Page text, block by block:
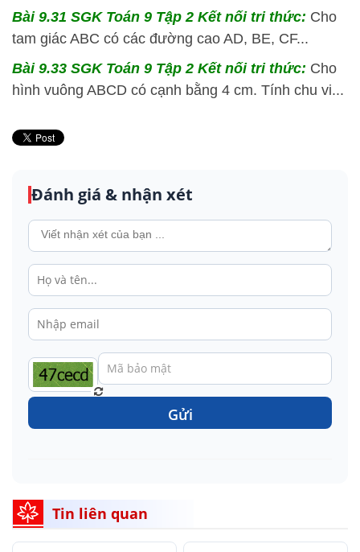
Bài 9.31 SGKToán 9 Tập 2 Kết nối tri thức: Cho
tam giác ABC có các đường cao AD, BE, CF...
Bài 9.33 SGKToán 9 Tập 2 Kết nối tri thức: Cho
hình vuông ABCD có cạnh bằng 4 cm. Tính chu vi...
Đánh giá & nhận xét
Gửi
Tin liên quan